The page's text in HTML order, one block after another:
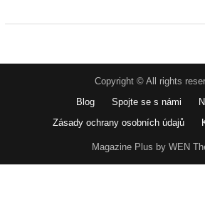
Copyright © All rights
Blog
Spojte se s námi
Zásady ochrany osobních údajů
Magazine Plus by WEN